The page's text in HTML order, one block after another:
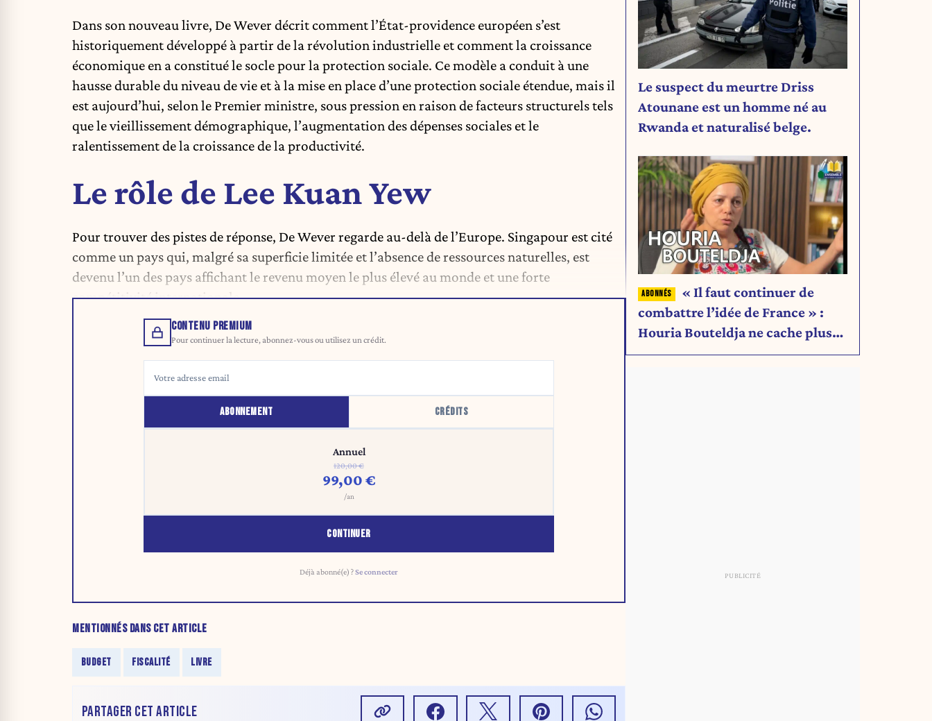
Dans son nouveau livre, De Wever décrit comment l’État-providence européen s’est
historiquement développé à partir de la révolution industrielle et comment la croissance
économique en a constitué le socle pour la protection sociale. Ce modèle a conduit à une
hausse durable du niveau de vie et à la mise en place d’une protection sociale étendue, mais il
est aujourd’hui, selon le Premier ministre, sous pression en raison de facteurs structurels tels
que le vieillissement démographique, l’augmentation des dépenses sociales et le
ralentissement de la croissance de la productivité.
Le rôle de Lee Kuan Yew
Pour trouver des pistes de réponse, De Wever regarde au-delà de l’Europe. Singapour est cité
comme un pays qui, malgré sa superficie limitée et l’absence de ressources naturelles, est
devenu l’un des pays affichant le revenu moyen le plus élevé au monde et une forte
compétitivité internationale.
CONTENU PREMIUM
Pour continuer la lecture, abonnez-vous ou utilisez un crédit.
ABONNEMENT CRÉDITS
Annuel
120,00 €
99,00 €
/an
CONTINUER
Déjà abonné(e) ?Se connecter
MENTIONNÉS DANS CET ARTICLE
BUDGET FISCALITÉ LIVRE
PARTAGER CET ARTICLE
Le suspect du meurtre Driss
Atounane est un homme né au
Rwanda et naturalisé belge.
« Il faut continuer de
combattre l’idée de France » :
Houria Bouteldja ne cache plus
rien de son projet